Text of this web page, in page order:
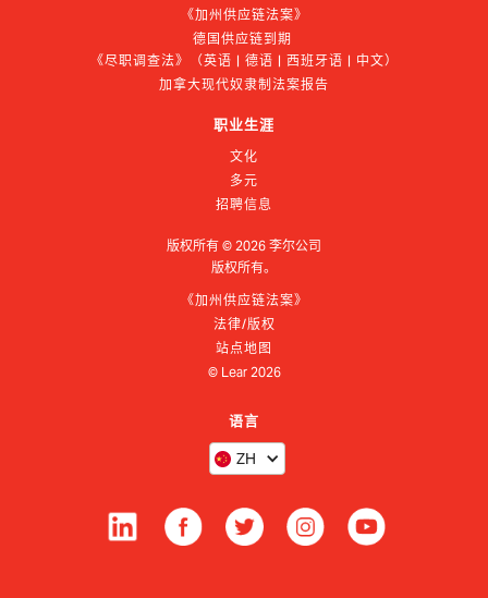
《加州供应链法案》
德国供应链到期
《尽职调查法》（英语 | 德语 | 西班牙语 | 中文）
加拿大现代奴隶制法案报告
职业生涯
文化
多元
招聘信息
版权所有 © 2026 李尔公司
版权所有。
《加州供应链法案》
法律/版权
站点地图
© Lear 2026
语言
ZH